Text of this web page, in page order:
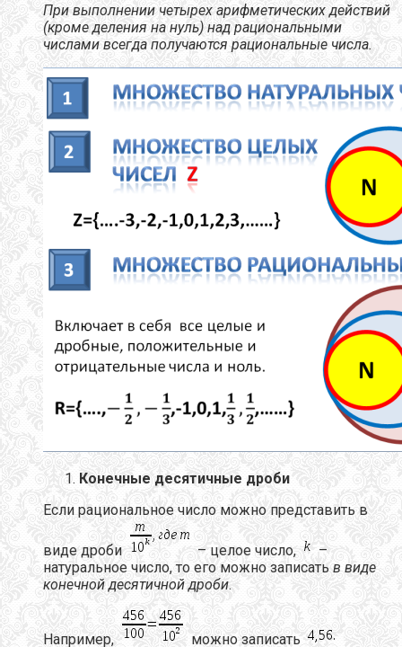
При выполнении четырех арифметических действий
(кроме деления на нуль) над рациональными
числами всегда получаются рациональные числа.
Конечные десятичные дроби
Если рациональное число можно представить в
виде дроби – целое число,
–
натуральное число, то его можно записать в виде
конечной десятичной дроби.
Например, можно записать